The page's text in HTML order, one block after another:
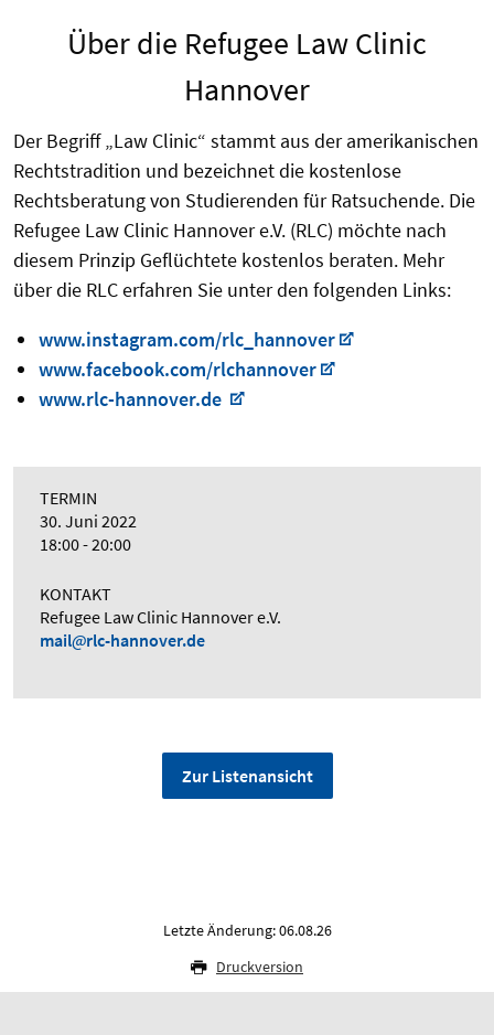
Über die Refugee Law Clinic
Hannover
Der Begriff „Law Clinic“ stammt aus der amerikanischen
Rechtstradition und bezeichnet die kostenlose
Rechtsberatung von Studierenden für Ratsuchende. Die
Refugee Law Clinic Hannover e.V. (RLC) möchte nach
diesem Prinzip Geflüchtete kostenlos beraten. Mehr
über die RLC erfahren Sie unter den folgenden Links:
www.instagram.com/rlc_hannover
www.facebook.com/rlchannover
www.rlc-hannover.de
TERMIN
30. Juni 2022
18:00 - 20:00
KONTAKT
Refugee Law Clinic Hannover e.V.
mail
rlc-hannover.de
Zur Listenansicht
Letzte Änderung: 06.08.26
Druckversion